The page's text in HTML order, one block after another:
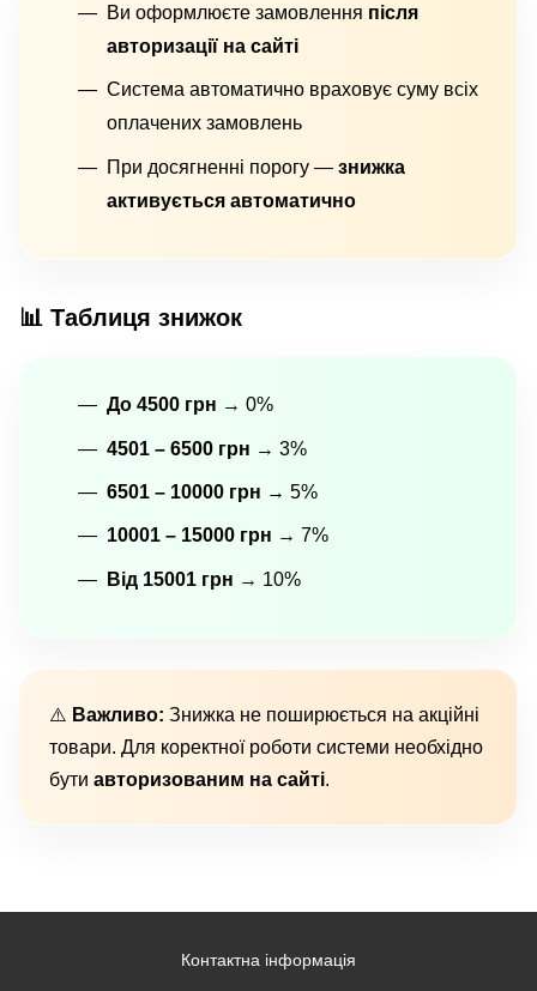
Ви оформлюєте замовлення після
авторизації на сайті
Система автоматично враховує суму всіх
оплачених замовлень
При досягненні порогу — знижка
активується автоматично
📊 Таблиця знижок
До 4500 грн → 0%
4501 – 6500 грн → 3%
6501 – 10000 грн → 5%
10001 – 15000 грн → 7%
Від 15001 грн → 10%
⚠️ Важливо: Знижка не поширюється на акційні
товари. Для коректної роботи системи необхідно
бути авторизованим на сайті.
Контактна інформація